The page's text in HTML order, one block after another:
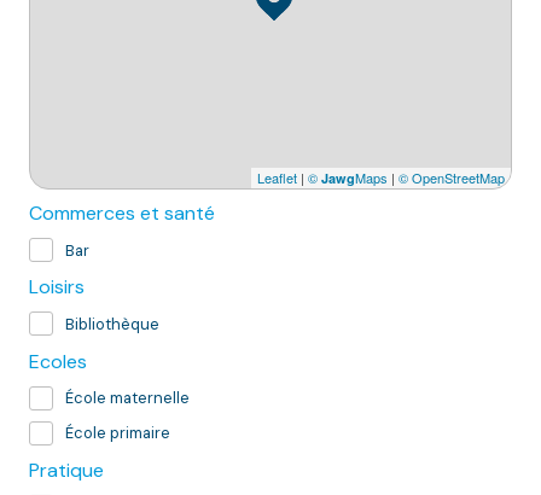
Leaflet | © JawgMaps | © OpenStreetMap
Commerces et santé
Bar
Loisirs
Bibliothèque
Ecoles
École maternelle
École primaire
Pratique